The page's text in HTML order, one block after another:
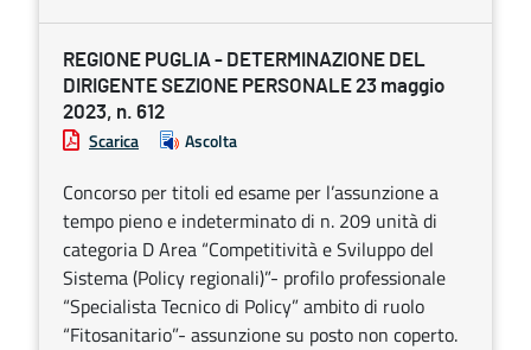
REGIONE PUGLIA - DETERMINAZIONE DEL
DIRIGENTE SEZIONE PERSONALE 23 maggio
2023, n. 612
Scarica Ascolta
Concorso per titoli ed esame per l’assunzione a
tempo pieno e indeterminato di n. 209 unità di
categoria D Area “Competitività e Sviluppo del
Sistema (Policy regionali)”- profilo professionale
“Specialista Tecnico di Policy” ambito di ruolo
“Fitosanitario”- assunzione su posto non coperto.